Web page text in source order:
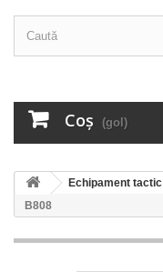
Coş (gol)
Echipament tactic
B808